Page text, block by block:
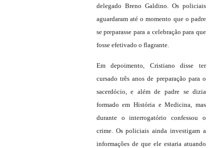
delegado Breno Galdino. Os policiais
aguardaram até o momento que o padre
se preparasse para a celebração para que
fosse efetivado o flagrante.
Em depoimento, Cristiano disse ter
cursado três anos de preparação para o
sacerdócio, e além de padre se dizia
formado em História e Medicina, mas
durante o interrogatório confessou o
crime. Os policiais ainda investigam a
informações de que ele estaria atuando